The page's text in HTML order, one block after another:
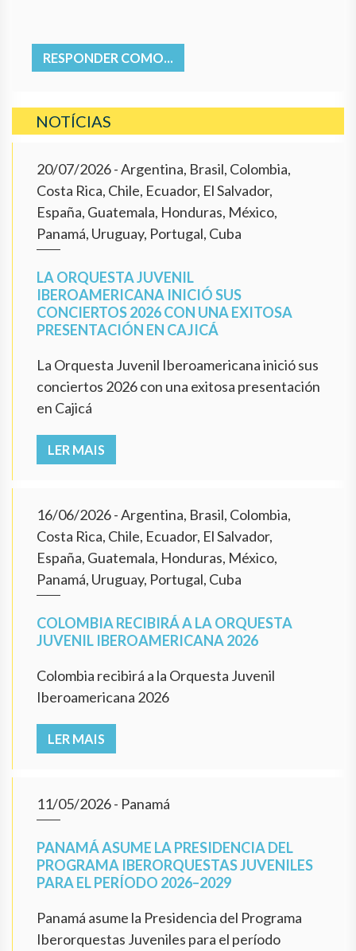
RESPONDER COMO...
NOTÍCIAS
20/07/2026- Argentina, Brasil, Colombia,
Costa Rica, Chile, Ecuador, El Salvador,
España, Guatemala, Honduras, México,
Panamá, Uruguay, Portugal, Cuba
LA ORQUESTA JUVENIL
IBEROAMERICANA INICIÓ SUS
CONCIERTOS 2026 CON UNA EXITOSA
PRESENTACIÓN EN CAJICÁ
La Orquesta Juvenil Iberoamericana inició sus
conciertos 2026 con una exitosa presentación
en Cajicá
LER MAIS
16/06/2026- Argentina, Brasil, Colombia,
Costa Rica, Chile, Ecuador, El Salvador,
España, Guatemala, Honduras, México,
Panamá, Uruguay, Portugal, Cuba
COLOMBIA RECIBIRÁ A LA ORQUESTA
JUVENIL IBEROAMERICANA 2026
Colombia recibirá a la Orquesta Juvenil
Iberoamericana 2026
LER MAIS
11/05/2026- Panamá
PANAMÁ ASUME LA PRESIDENCIA DEL
PROGRAMA IBERORQUESTAS JUVENILES
PARA EL PERÍODO 2026–2029
Panamá asume la Presidencia del Programa
Iberorquestas Juveniles para el período